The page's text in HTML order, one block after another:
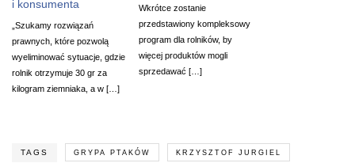
i konsumenta
„Szukamy rozwiązań
prawnych, które pozwolą
wyeliminować sytuacje, gdzie
rolnik otrzymuje 30 gr za
kilogram ziemniaka, a w […]
Wkrótce zostanie
przedstawiony kompleksowy
program dla rolników, by
więcej produktów mogli
sprzedawać […]
TAGS GRYPA PTAKÓW KRZYSZTOF JURGIEL